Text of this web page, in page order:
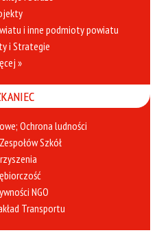
i inne podmioty powiatu
i Strategie
»
Ochrona ludności
Szkół
NGO
Transportu